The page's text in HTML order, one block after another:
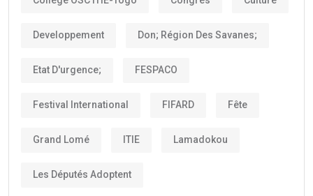
Developpement Don; Région Des Savanes;
Etat D'urgence; FESPACO
Festival International FIFARD Fête
Grand Lomé ITIE Lamadokou
Les Députés Adoptent